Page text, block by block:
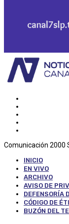
Comunicación 2000
INICIO
EN VIVO
ARCHIVO
AVISO DE
DEFENSORÍA
CÓDIGO DE
BUZÓN DEL